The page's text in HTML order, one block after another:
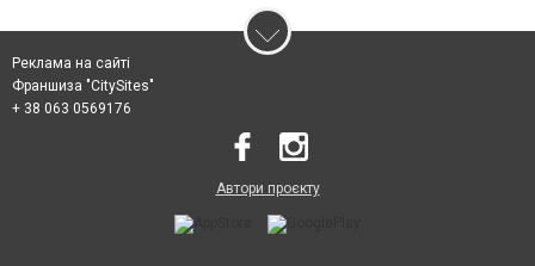
Реклама на сайті
Франшиза "CitySites"
+ 38 063 0569176
Автори проєкту